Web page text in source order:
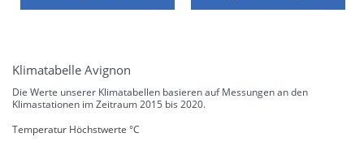
Klimatabelle Avignon
Die Werte unserer Klimatabellen basieren auf Messungen an den
Klimastationen im Zeitraum 2015 bis 2020.
Temperatur Höchstwerte °C